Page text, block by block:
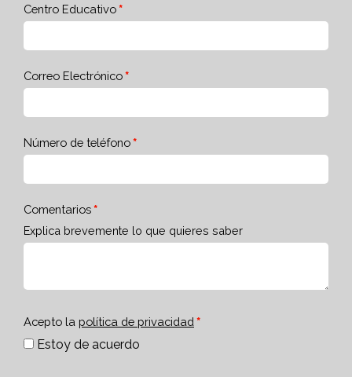
Centro Educativo
Correo Electrónico
Número de teléfono
Comentarios
Explica brevemente lo que quieres saber
Acepto la política de privacidad
Estoy de acuerdo